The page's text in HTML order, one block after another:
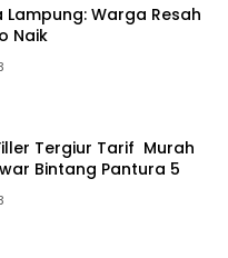
Lampung: Warga Resah
Naik
Tergiur Tarif Murah
Bintang Pantura 5